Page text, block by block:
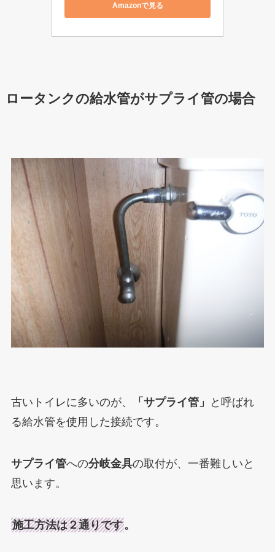
Amazonで見る
ロータンクの給水管がサプライ管の場合
古いトイレに多いのが、 「サプライ管」
と呼ばれ
る給水管を使用した接続です。
サプライ管への分岐金具の取付が、一番難しいと
思います。
施工方法は２通りです。